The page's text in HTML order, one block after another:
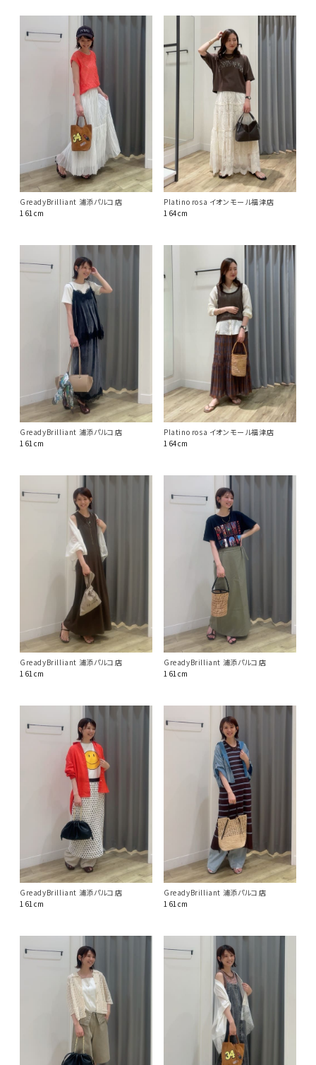
GreadyBrilliant 浦添パルコ店
161cm
Platino rosa イオンモール福津店
164cm
GreadyBrilliant 浦添パルコ店
161cm
Platino rosa イオンモール福津店
164cm
GreadyBrilliant 浦添パルコ店
161cm
GreadyBrilliant 浦添パルコ店
161cm
GreadyBrilliant 浦添パルコ店
161cm
GreadyBrilliant 浦添パルコ店
161cm